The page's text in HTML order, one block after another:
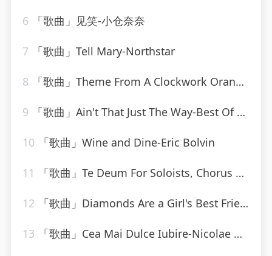
6 「歌曲」见笑-小仓奈奈
7 「歌曲」Tell Mary-Northstar
8 「歌曲」Theme From A Clockwork Orange-Various Artists
9 「歌曲」Ain't That Just The Way-Best Of Hits (最佳点击率)
10 「歌曲」Wine and Dine-Eric Bolvin
11 「歌曲」Te Deum For Soloists, Chorus And Orchestra, H. 146 - Prélude. Rondeau
12 「歌曲」Diamonds Are a Girl's Best Friend-Marylin Monroe
13 「歌曲」Cea Mai Dulce Iubire-Nicolae Guta